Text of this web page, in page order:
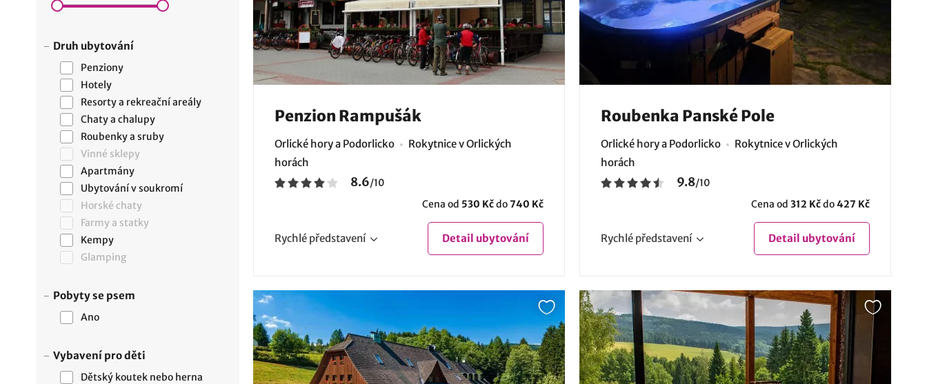
Druh ubytování
Penziony
Hotely
Resorty a rekreační areály
Chaty a chalupy
Roubenky a sruby
Vinné sklepy
Apartmány
Ubytování v soukromí
Horské chaty
Farmy a statky
Kempy
Glamping
Pobyty se psem
Ano
Vybavení pro děti
Dětský koutek nebo herna
Penzion Rampušák
Orlické hory a Podorlicko
Rokytnice v Orlických
horách
8.6/10
Cena od 530 Kčdo740 Kč
Rychlé představení Detail ubytování
Roubenka Panské Pole
Orlické hory a Podorlicko
Rokytnice v Orlických
horách
9.8/10
Cena od 312 Kčdo427 Kč
Rychlé představení Detail ubytování